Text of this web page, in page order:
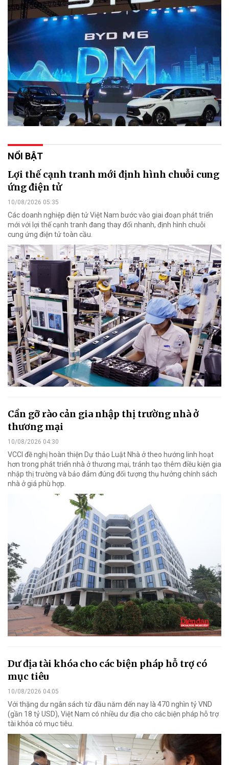
NỔI BẬT
Lợi thế cạnh tranh mới định hình chuỗi cung
ứng điện tử
10/08/2026 05:35
Các doanh nghiệp điện tử Việt Nam bước vào giai đoạn phát triển
mới với lợi thế cạnh tranh đang thay đổi nhanh, định hình chuỗi
cung ứng điện tử toàn cầu.
Cần gỡ rào cản gia nhập thị trường nhà ở
thương mại
10/08/2026 04:30
VCCI đề nghị hoàn thiện Dự thảo Luật Nhà ở theo hướng linh hoạt
hơn trong phát triển nhà ở thương mại, tránh tạo thêm điều kiện gia
nhập thị trường và bảo đảm đúng đối tượng thụ hưởng chính sách
nhà ở giá phù hợp.
Dư địa tài khóa cho các biện pháp hỗ trợ có
mục tiêu
10/08/2026 04:05
Với thặng dư ngân sách từ đầu năm đến nay là 470 nghìn tỷ VND
(gần 18 tỷ USD), Việt Nam có nhiều dư địa cho các biện pháp hỗ trợ
tài khóa có mục tiêu.